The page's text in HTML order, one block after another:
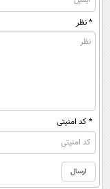
* نظر
* کد امنیتی